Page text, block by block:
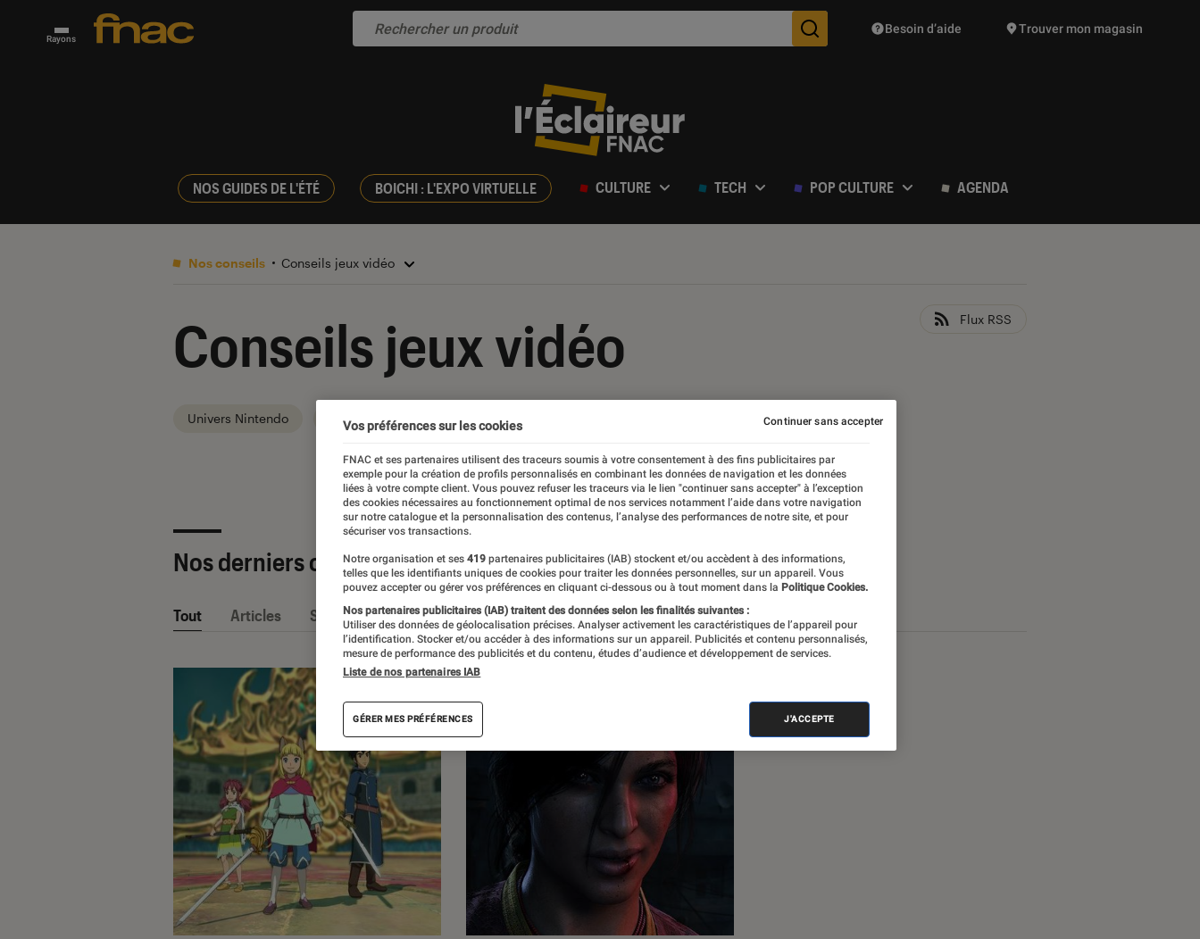
Rayons Des suggestions de produits vont vous être proposées
Besoin d’aide Trouver mon magasin
NOS GUIDES DE L'ÉTÉ BOICHI : L'EXPO VIRTUELLE CULTURE TECH POP CULTURE AGENDA
Nos conseils Conseils jeux vidéo
Conseils jeux vidéo Flux RSS
Univers Nintendo Univers PC Univers Playstation
Nos derniers contenus
Tout Articles Sélections et guides Tests
Vos préférences sur les cookies
FNAC et ses partenaires utilisent des traceurs soumis à votre consentement à des fins publicitaires par
exemple pour la création de profils personnalisés en combinant les données de navigation et les données
liées à votre compte client. Vous pouvez refuser les traceurs via le lien "continuer sans accepter" à l’exception
des cookies nécessaires au fonctionnement optimal de nos services notamment l’aide dans votre navigation
sur notre catalogue et la personnalisation des contenus, l’analyse des performances de notre site, et pour
sécuriser vos transactions.
Notre organisation et ses 419 partenaires publicitaires (IAB) stockent et/ou accèdent à des informations,
telles que les identifiants uniques de cookies pour traiter les données personnelles, sur un appareil. Vous
pouvez accepter ou gérer vos préférences en cliquant ci-dessous ou à tout moment dans la Politique Cookies.
Nos partenaires publicitaires (IAB) traitent des données selon les finalités suivantes :
Utiliser des données de géolocalisation précises. Analyser activement les caractéristiques de l’appareil pour
l’identification. Stocker et/ou accéder à des informations sur un appareil. Publicités et contenu personnalisés,
mesure de performance des publicités et du contenu, études d’audience et développement de services.
Liste de nos partenaires IAB
GÉRER MES PRÉFÉRENCES J'ACCEPTE
Continuer sans accepter